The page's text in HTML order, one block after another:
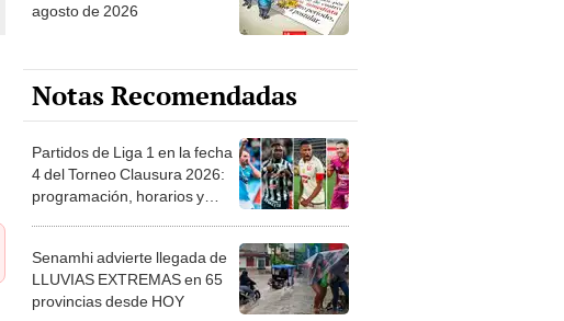
agosto de 2026
Notas Recomendadas
Partidos de Liga 1 en la fecha
4 del Torneo Clausura 2026:
programación, horarios y
Senamhi advierte llegada de
LLUVIAS EXTREMAS en 65
provincias desde HOY